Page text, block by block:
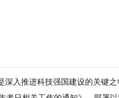
深入推进科技强国建设的关键